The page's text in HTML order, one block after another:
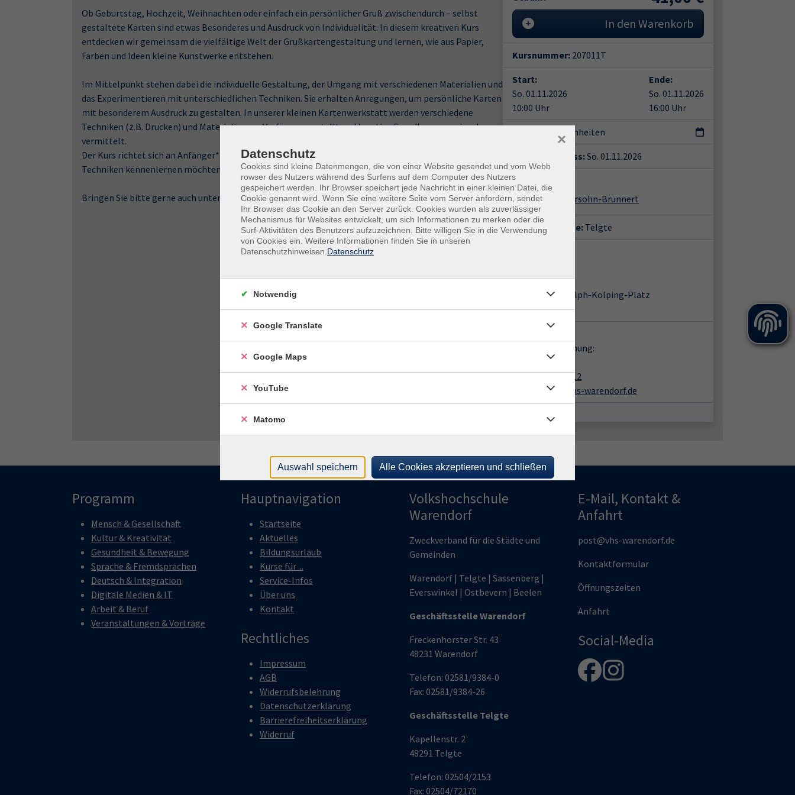
Ob Geburtstag, Hochzeit, Weihnachten oder einfach ein persönlicher Gruß zwischendurch – selbst
gestaltete Karten sind etwas Besonderes und Ausdruck von Individualität. In diesem kreativen Kurs
entdecken wir gemeinsam die vielfältige Welt der Grußkartengestaltung und lernen, wie aus Papier,
Farben und Ideen kleine Kunstwerke entstehen.
Im Mittelpunkt stehen dabei die individuelle Gestaltung, der Umgang mit verschiedenen Materialien und
das Experimentieren mit unterschiedlichen Techniken. Sie erhalten Anregungen, um persönliche Karten
mit besonderem Ausdruck zu gestalten. In unserer kleinen Kartenwerkstatt werden verschiedene
Techniken (z.B. Drucken) und Materialien zur Verfügung gestellt und kreative Grundlagen praxisnah
vermittelt.
Der Kurs richtet sich an Anfänger*innen ebenso wie an kreative Fortgeschrittene, die neue Ideen und
Techniken kennenlernen möchten. Eines ist sicher, es wird bunt und vielfältig.
Bringen Sie bitte gerne auch unterschiedliche eigene Materialien mit.
In den Warenkorb
Kursnummer: 207011T
Start:
So. 01.11.2026
10:00 Uhr
Ende:
So. 01.11.2026
16:00 Uhr
8 Unterrichtseinheiten
Anmeldeschluss:So. 01.11.2026
Dozent*in:
Friederike Petersohn-Brunnert
Geschäftsstelle: Telgte
48291 Telgte
Baßfeld 5 / Adolph-Kolping-Platz
Raum 4
Fragen zur Buchung:
Frank Büning
02581-938412
buening@vhs-warendorf.de
Programm
Mensch & Gesellschaft
Kultur & Kreativität
Gesundheit & Bewegung
Sprache & Fremdsprachen
Deutsch & Integration
Digitale Medien & IT
Arbeit & Beruf
Veranstaltungen & Vorträge
Hauptnavigation
Startseite
Aktuelles
Bildungsurlaub
Kurse für ...
Service-Infos
Über uns
Kontakt
Rechtliches
Impressum
AGB
Widerrufsbelehrung
Datenschutzerklärung
Barrierefreiheitserklärung
Widerruf
Volkshochschule
Warendorf
Zweckverband für die Städte und
Gemeinden
Warendorf | Telgte | Sassenberg |
Everswinkel | Ostbevern | Beelen
Geschäftsstelle Warendorf
Freckenhorster Str. 43
48231 Warendorf
Telefon: 02581/9384-0
Fax: 02581/9384-26
Geschäftsstelle Telgte
Kapellenstr. 2
48291 Telgte
Telefon: 02504/2153
Fax: 02504/72170
E-Mail, Kontakt &
Anfahrt
post@vhs-warendorf.de
Kontaktformular
Öffnungszeiten
Anfahrt
Social-Media
Datenschutz
Cookies sind kleine Datenmengen, die von einer Website gesendet und vom Webb
rowser des Nutzers während des Surfens auf dem Computer des Nutzers
gespeichert werden. Ihr Browser speichert jede Nachricht in einer kleinen Datei, die
Cookie genannt wird. Wenn Sie eine weitere Seite vom Server anfordern, sendet
Ihr Browser das Cookie an den Server zurück. Cookies wurden als zuverlässiger
Mechanismus für Websites entwickelt, um sich Informationen zu merken oder die
Surf-Aktivitäten des Benutzers aufzuzeichnen. Bitte willigen Sie in die Verwendung
von Cookies ein. Weitere Informationen finden Sie in unseren
Datenschutzhinweisen. Datenschutz
×
Notwendig
Google Translate
Google Maps
YouTube
Matomo
Auswahl speichern Alle Cookies akzeptieren und schließen